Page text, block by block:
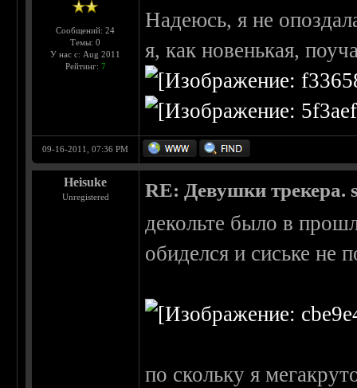
Сообщений: 24
Темы: 0
У нас с: Aug 2011
Рейтинг: 7
Надеюсь, я не
я, как новенькая,
09-16-2011, 07:36 PM
Heisuke
Unregistered RE: Девушки трекера.
декольте было в
обиделся и сиське не
по скольку я